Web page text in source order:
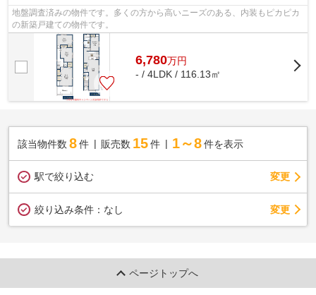
地盤調査済みの物件です。多くの方から高いニーズのある、内装もピカピカ
の新築戸建ての物件です。
6,780万円
- / 4LDK / 116.13㎡
該当物件数 8件 販売数 15 件 1～8 件を表示
駅で絞り込む 変更
絞り込み条件： なし 変更
ページトップへ